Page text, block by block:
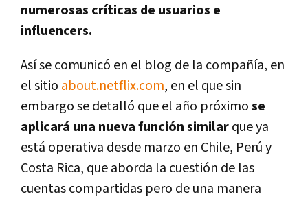
numerosas críticas de usuarios e
influencers.
Así se comunicó en el blog de la compañía, en
el sitio about.netflix.com, en el que sin
embargo se detalló que el año próximose
aplicará una nueva función similarque ya
está operativa desde marzo en Chile, Perú y
Costa Rica, que aborda la cuestión de las
cuentas compartidas pero de una manera